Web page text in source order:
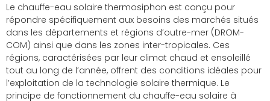
Le chauffe-eau solaire thermosiphon est conçu pour
répondre spécifiquement aux besoins des marchés situés
dans les départements et régions d’outre-mer (DROM-
COM) ainsi que dans les zones inter-tropicales. Ces
régions, caractérisées par leur climat chaud et ensoleillé
tout au long de l’année, offrent des conditions idéales pour
l’exploitation de la technologie solaire thermique. Le
principe de fonctionnement du chauffe-eau solaire à